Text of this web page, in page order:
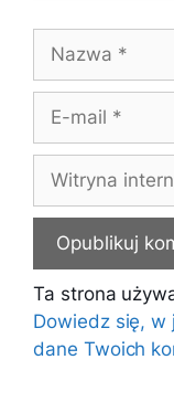
mail
internetowa
Ta strona
Dowiedz się, w
dane Twoich